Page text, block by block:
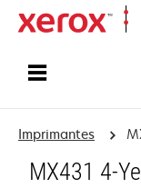
Imprimantes
MX431 4-